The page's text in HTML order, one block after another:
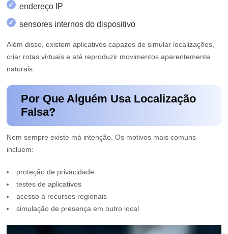
✓ endereço IP
✓ sensores internos do dispositivo
Além disso, existem aplicativos capazes de simular localizações,
criar rotas virtuais e até reproduzir movimentos aparentemente
naturais.
Por Que Alguém Usa Localização
Falsa?
Nem sempre existe má intenção. Os motivos mais comuns
incluem:
proteção de privacidade
testes de aplicativos
acesso a recursos regionais
simulação de presença em outro local